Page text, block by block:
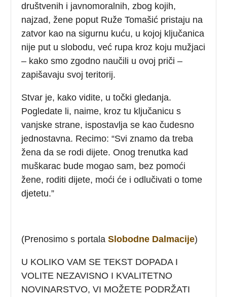
društvenih i javnomoralnih, zbog kojih,
najzad, žene poput Ruže Tomašić pristaju na
zatvor kao na sigurnu kuću, u kojoj ključanica
nije put u slobodu, već rupa kroz koju mužjaci
– kako smo zgodno naučili u ovoj priči –
zapišavaju svoj teritorij.
Stvar je, kako vidite, u točki gledanja.
Pogledate li, naime, kroz tu ključanicu s
vanjske strane, ispostavlja se kao čudesno
jednostavna. Recimo: “Svi znamo da treba
žena da se rodi dijete. Onog trenutka kad
muškarac bude mogao sam, bez pomoći
žene, roditi dijete, moći će i odlučivati o tome
djetetu.”
(Prenosimo s portalaSlobodne Dalmacije)
U KOLIKO VAM SE TEKST DOPADA I
VOLITE NEZAVISNO I KVALITETNO
NOVINARSTVO, VI MOŽETE PODRŽATI